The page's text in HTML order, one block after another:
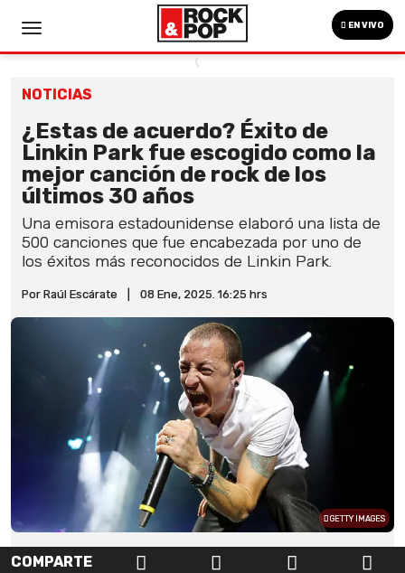
EN VIVO
NOTICIAS
¿Estas de acuerdo? Éxito de
Linkin Park fue escogido como la
mejor canción de rock de los
últimos 30 años
Una emisora estadounidense elaboró una lista de
500 canciones que fue encabezada por uno de
los éxitos más reconocidos de Linkin Park.
Por Raúl Escárate 08 Ene, 2025. 16:25 hrs
GETTY IMAGES
COMPARTE